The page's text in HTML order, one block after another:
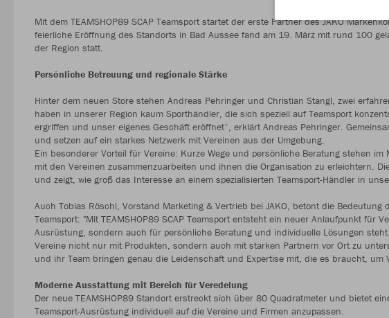
Mit dem TEAMSHOP89 SCAP Teamsport startet der erste Partner des JAKO
feierliche Eröffnung des Standorts in Bad Aussee fand am 19. März mit rund 100
der Region statt.
Persönliche Betreuung und regionale Stärke
Hinter dem neuen Store stehen Andreas Pehringer und Christian Stangl, zwei
haben in unserer Region kaum Sporthändler, die sich speziell auf Teamsport
ergriffen und unser eigenes Geschäft eröffnet“, erklärt Andreas Pehringer.
und setzen auf ein starkes Netzwerk mit Vereinen aus der Umgebung.
Ein besonderer Vorteil für Vereine: Kurze Wege und persönliche Beratung stehen
mit den Vereinen zusammenzuarbeiten und ihnen die Organisation zu erleichtern.
und zeigt, wie groß das Interesse an einem spezialisierten Teamsport-Händler in
Auch Tobias Röschl, Vorstand Marketing & Vertrieb bei JAKO, betont die
Teamsport: "Mit TEAMSHOP89 SCAP Teamsport entsteht ein neuer Anlaufpunkt für
Ausrüstung, sondern auch für persönliche Beratung und individuelle Lösungen
Vereine nicht nur mit Produkten, sondern auch mit starken Partnern vor Ort zu
und ihr Team bringen genau die Leidenschaft und Expertise mit, die es braucht, um
Moderne Ausstattung mit Bereich für Veredelung
Der neue TEAMSHOP89 Standort erstreckt sich über 80 Quadratmeter und bietet
Teamsport-Ausrüstung individuell auf die Vereine und Firmen anzupassen.